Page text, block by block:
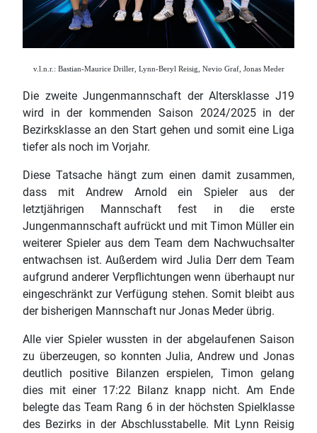
v.l.n.r.: Bastian-Maurice Driller, Lynn-Beryl Reisig, Nevio Graf, Jonas Meder
Die zweite Jungenmannschaft der Altersklasse J19
wird in der kommenden Saison 2024/2025 in der
Bezirksklasse an den Start gehen und somit eine Liga
tiefer als noch im Vorjahr.
Diese Tatsache hängt zum einen damit zusammen,
dass mit Andrew Arnold ein Spieler aus der
letztjährigen Mannschaft fest in die erste
Jungenmannschaft aufrückt und mit Timon Müller ein
weiterer Spieler aus dem Team dem Nachwuchsalter
entwachsen ist. Außerdem wird Julia Derr dem Team
aufgrund anderer Verpflichtungen wenn überhaupt nur
eingeschränkt zur Verfügung stehen. Somit bleibt aus
der bisherigen Mannschaft nur Jonas Meder übrig.
Alle vier Spieler wussten in der abgelaufenen Saison
zu überzeugen, so konnten Julia, Andrew und Jonas
deutlich positive Bilanzen erspielen, Timon gelang
dies mit einer 17:22 Bilanz knapp nicht. Am Ende
belegte das Team Rang 6 in der höchsten Spielklasse
des Bezirks in der Abschlusstabelle. Mit Lynn Reisig